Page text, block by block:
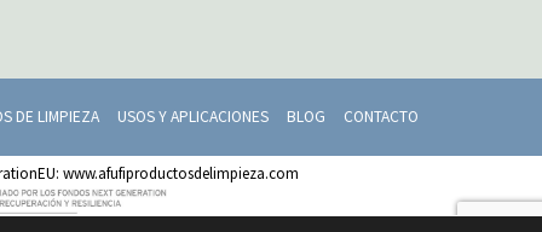
DE LIMPIEZA USOS Y APLICACIONES BLOG CONTACTO
www.afufiproductosdelimpieza.com